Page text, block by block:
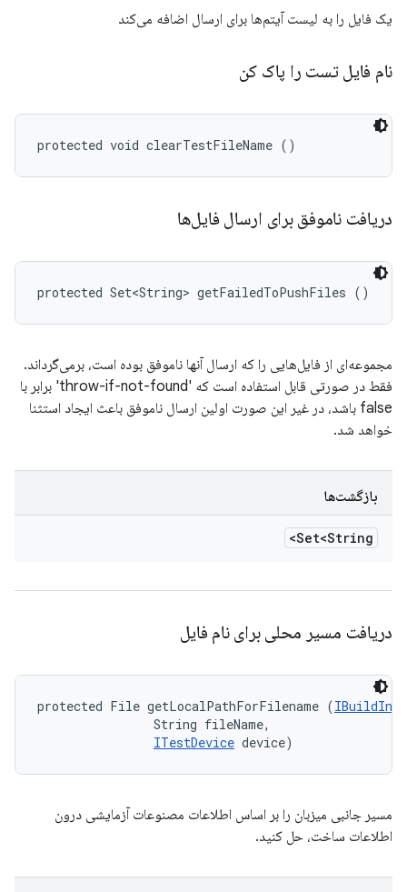
یک فایل را به لیست آیتم‌ها برای ارسال اضافه می‌کند
نام فایل تست را پاک کن
protected void clearTestFileName ()
دریافت ناموفق برای ارسال فایل‌ها
protected Set<String> getFailedToPushFiles ()
مجموعه‌ای از فایل‌هایی را که ارسال آنها ناموفق بوده است، برمی‌گرداند.
فقط در صورتی قابل استفاده است که 'throw-if-not-found' برابر با
false باشد، در غیر این صورت اولین ارسال ناموفق باعث ایجاد استثنا
خواهد شد.
بازگشت‌ها
Set<String>
دریافت مسیر محلی برای نام فایل
protected File getLocalPathForFilename (IBuildInfo
                String fileName,
ITestDevice device)
مسیر جانبی میزبان را بر اساس اطلاعات مصنوعات آزمایشی درون
اطلاعات ساخت، حل کنید.